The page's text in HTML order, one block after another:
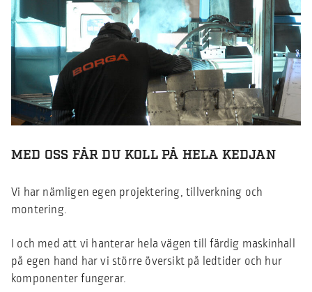
MED OSS FÅR DU KOLL PÅ HELA KEDJAN
Vi har nämligen egen projektering, tillverkning och
montering.
I och med att vi hanterar hela vägen till färdig maskinhall
på egen hand har vi större översikt på ledtider och hur
komponenter fungerar.